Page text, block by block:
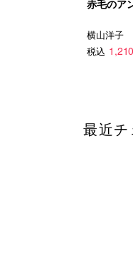
赤毛のア
横山洋子
税込
最近